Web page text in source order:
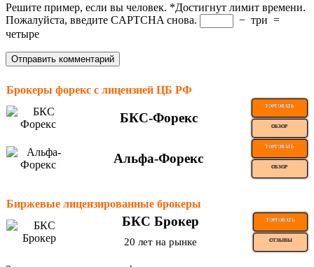
Решите пример, если вы человек. *Достигнут лимит времени.
Пожалуйста, введите CAPTCHA снова.
− три =
четыре
Брокеры форекс с лицензией ЦБ РФ
БКС-Форекс
ТОРГОВАТЬ
ОБЗОР
Альфа-Форекс
ТОРГОВАТЬ
ОБЗОР
Биржевые лицензированные брокеры
БКС Брокер ТОРГОВАТЬ
20 лет на рынке ОТЗЫВЫ